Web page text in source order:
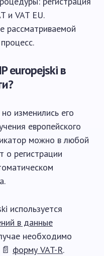
и VAT EU.
рассматриваемой
europejski в
изменились его
европейского
можно в любой
о регистрации
используется
в данные
необходимо
форму VAT-R.